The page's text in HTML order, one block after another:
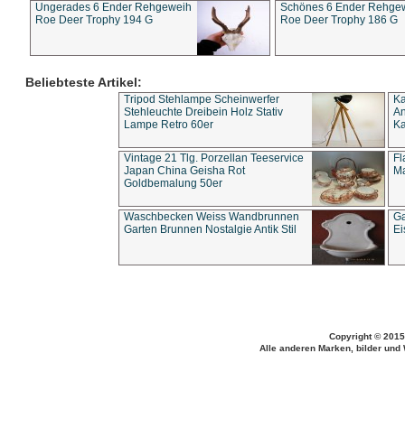
Ungerades 6 Ender Rehgeweih
Roe Deer Trophy 194 G
Schönes 6 Ender
Roe Deer Trophy 186 G
Beliebteste Artikel:
Tripod Stehlampe Scheinwerfer
Stehleuchte Dreibein Holz Stativ
Lampe Retro 60er
Vintage 21 Tlg. Porzellan Teeservice
Japan China Geisha Rot
Goldbemalung 50er
Waschbecken Weiss Wandbrunnen
Garten Brunnen Nostalgie Antik Stil
Copyright ©
Alle anderen Marken, bilder und